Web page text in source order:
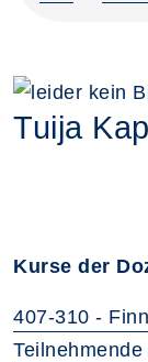
Tuija
Kurse der
407-310 -